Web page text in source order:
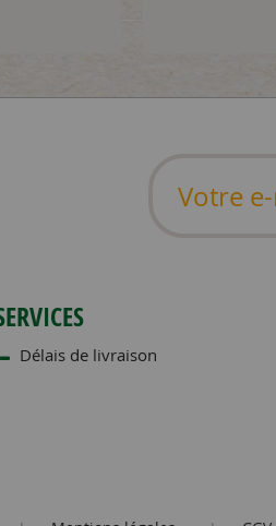
Délais de livraison